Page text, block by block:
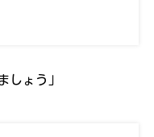
しょう」